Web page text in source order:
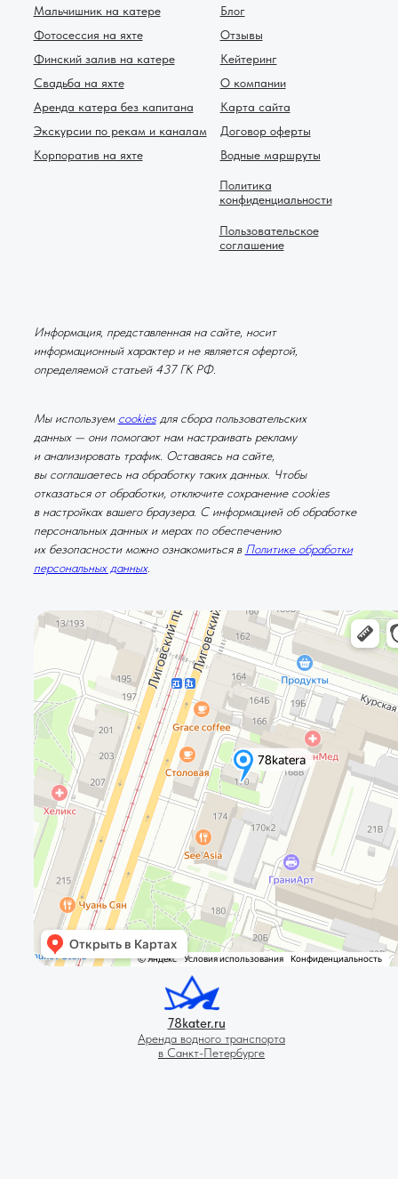
Мальчишник на катере
Фотосессия на яхте
Финский залив на катере
Свадьба на яхте
Аренда катера без капитана
Экскурсии по рекам и каналам
Корпоратив на яхте
78kater.ru
Аренда водного транспорта
в Санкт-Петербурге
Пользовательское
соглашение
Политика
конфиденциальности
Договор оферты
Водные маршруты
Блог
Отзывы
Кейтеринг
О компании
Карта сайта
Мы используем cookiesдля сбора пользовательских
данных — они помогают нам настраивать рекламу
и анализировать трафик. Оставаясь на сайте,
вы соглашаетесь на обработку таких данных. Чтобы
отказаться от обработки, отключите сохранение cookies
в настройках вашего браузера. С информацией об обработке
персональных данных и мерах по обеспечению
их безопасности можно ознакомиться в Политике обработки
персональных данных.
Информация, представленная на сайте, носит
информационный характер и не является офертой,
определяемой статьей 437 ГК РФ.